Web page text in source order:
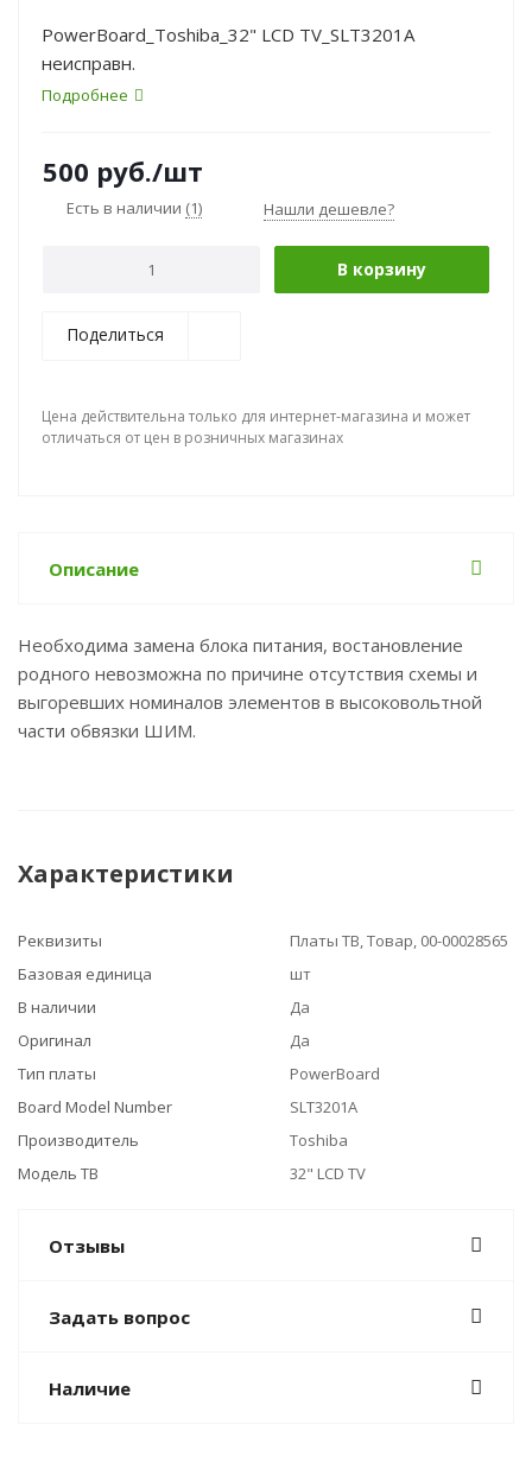
PowerBoard_Toshiba_32" LCD TV_SLT3201A
неисправн.
Подробнее
500 руб./шт
Есть в наличии (1) Нашли дешевле?
В корзину
Поделиться
Цена действительна только для интернет-магазина и может
отличаться от цен в розничных магазинах
Описание
Необходима замена блока питания, востановление
родного невозможна по причине отсутствия схемы и
выгоревших номиналов элементов в высоковольтной
части обвязки ШИМ.
Характеристики
Реквизиты
Платы ТВ, Товар, 00-00028565
Базовая единица
шт
В наличии
Да
Оригинал
Да
Тип платы
PowerBoard
Board Model Number
SLT3201A
Производитель
Toshiba
Модель ТВ
32" LCD TV
Отзывы
Задать вопрос
Наличие